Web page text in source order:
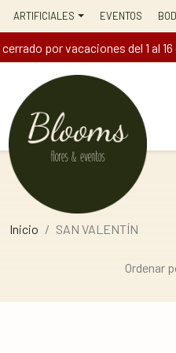
ARTIFICIALES EVENTOS
cerrado por vacaciones del 1 al
Inicio SAN VALENTÍN
Ordenar